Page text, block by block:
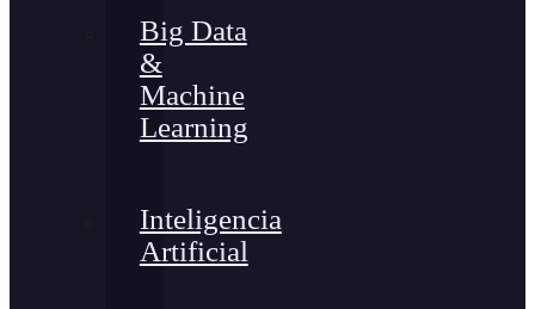
Big Data
&
Machine
Learning
Inteligencia
Artificial